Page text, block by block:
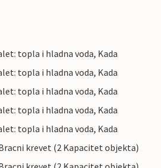
topla i hladna voda, Kada
topla i hladna voda, Kada
topla i hladna voda, Kada
topla i hladna voda, Kada
topla i hladna voda, Kada
krevet (2 Kapacitet objekta)